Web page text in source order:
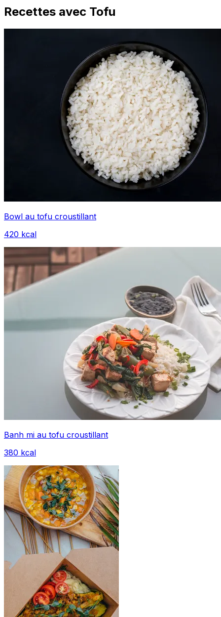
Recettes avec Tofu
Bowl au tofu croustillant
420 kcal
Banh mi au tofu croustillant
380 kcal